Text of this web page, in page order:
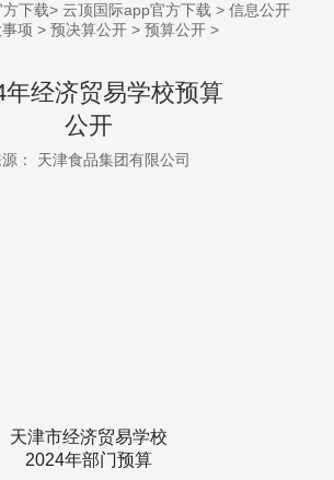
下载> 云顶国际app官方下载 > 信息公开
项 > 预决算公开 > 预算公开 >
年经济贸易学校预算
公开
： 天津食品集团有限公司
天津市经济贸易学校
2024年部门预算